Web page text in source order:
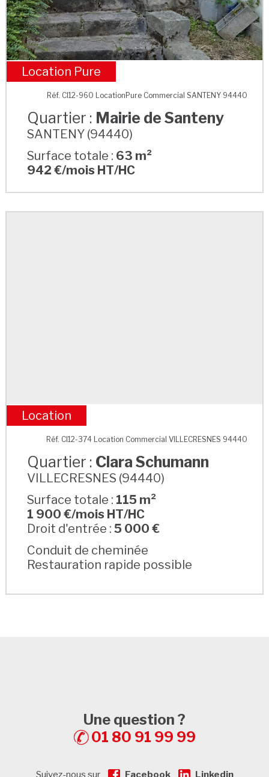
Mairie de Santeny
Location Pure
Réf. CI12-960 LocationPure Commercial SANTENY 94440
Quartier : Mairie de Santeny
SANTENY (94440)
Surface totale : 63 m²
942 €/mois HT/HC
Clara Schumann
Location
Réf. CI12-374 Location Commercial VILLECRESNES 94440
Quartier : Clara Schumann
VILLECRESNES (94440)
Surface totale : 115 m²
1 900 €/mois HT/HC
Droit d'entrée :5 000 €
Conduit de cheminée
Restauration rapide possible
Une question ?
01 80 91 99 99